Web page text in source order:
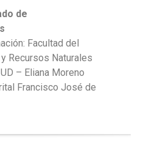
de
Facultad del
Recursos Naturales
– Eliana Moreno
Francisco José de